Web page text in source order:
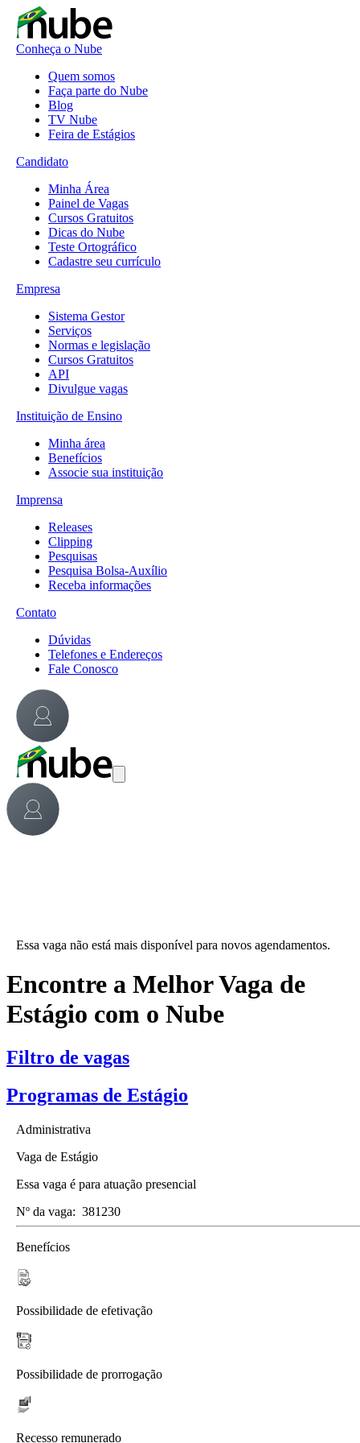
Conheça o Nube
Quem somos
Faça parte do Nube
Blog
TV Nube
Feira de Estágios
Candidato
Minha Área
Painel de Vagas
Cursos Gratuitos
Dicas do Nube
Teste Ortográfico
Cadastre seu currículo
Empresa
Sistema Gestor
Serviços
Normas e legislação
Cursos Gratuitos
API
Divulgue vagas
Instituição de Ensino
Minha área
Benefícios
Associe sua instituição
Imprensa
Releases
Clipping
Pesquisas
Pesquisa Bolsa-Auxílio
Receba informações
Contato
Dúvidas
Telefones e Endereços
Fale Conosco
Essa vaga não está mais disponível para novos agendamentos.
Encontre a Melhor Vaga de
Estágio com o Nube
Filtro de vagas
Programas de Estágio
Administrativa
Vaga de Estágio
Essa vaga é para atuação presencial
Nº da vaga: 381230
Benefícios
Possibilidade de efetivação
Possibilidade de prorrogação
Recesso remunerado